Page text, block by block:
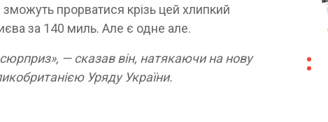
прорватися крізь цей хлипкий
за 140 миль. Але є одне але.
— сказав він, натякаючи на нову
Уряду України.